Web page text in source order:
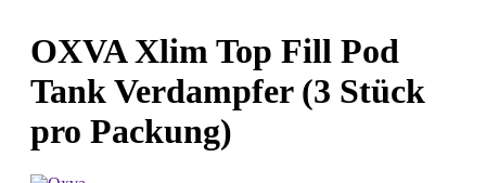
OXVA Xlim Top Fill Pod
Tank Verdampfer (3 Stück
pro Packung)